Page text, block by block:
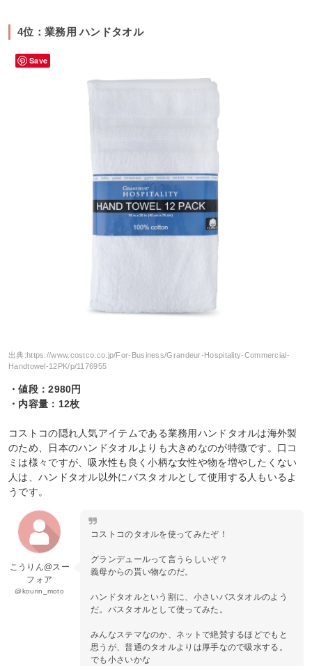
4位：業務用 ハンドタオル
出典: https://www.costco.co.jp/For-Business/Grandeur-Hospitality-Commercial-
Handtowel-12PK/p/1176955
・値段：2980円
・内容量：12枚
コストコの隠れ人気アイテムである業務用ハンドタオルは海外製
のため、日本のハンドタオルよりも大きめなのが特徴です。口コ
ミは様々ですが、吸水性も良く小柄な女性や物を増やしたくない
人は、ハンドタオル以外にバスタオルとして使用する人もいるよ
うです。
こうりん@スー
フォア
@kourin_moto
コストコのタオルを使ってみたぞ！
グランデュールって言うらしいぞ？
義母からの貰い物なのだ。
ハンドタオルという割に、小さいバスタオルのよう
だ。バスタオルとして使ってみた。
みんなステマなのか、ネットで絶賛するほどでもと
思うが、普通のタオルよりは厚手なので吸水する。
でも小さいかな
Save